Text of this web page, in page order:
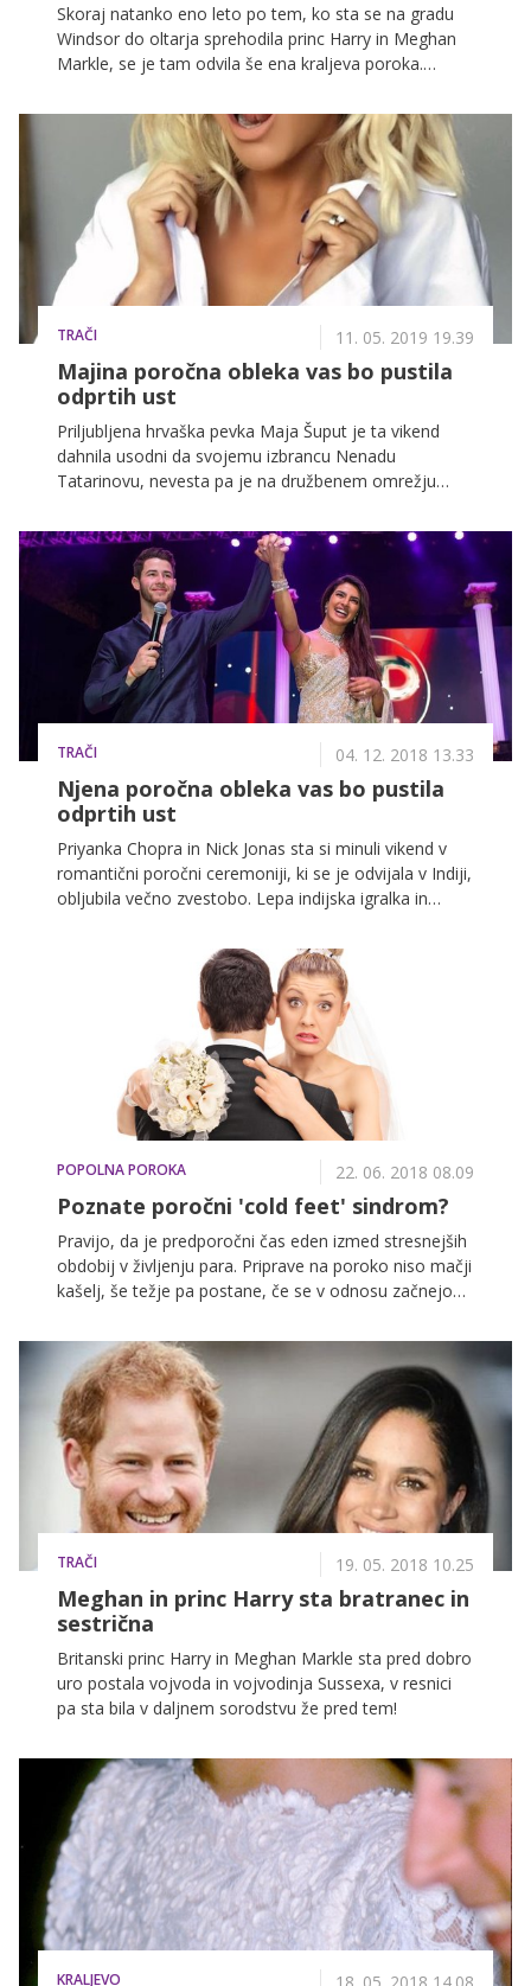
Skoraj natanko eno leto po tem, ko sta se na gradu
Windsor do oltarja sprehodila princ Harry in Meghan
Markle, se je tam odvila še ena kraljeva poroka.
Windsor in Thomas Kingston, nevestina poročna
obleka pa je marsikoga spomnila na poročno obleko,
v kateri je eno let prej blestela vojvodinja Sussexa.
TRAČI 11. 05. 2019 19.39
Majina poročna obleka vas bo pustila
odprtih ust
Priljubljena hrvaška pevka Maja Šuput je ta vikend
dahnila usodni da svojemu izbrancu Nenadu
Tatarinovu, nevesta pa je na družbenem omrežju
TRAČI 04. 12. 2018 13.33
Njena poročna obleka vas bo pustila
odprtih ust
Priyanka Chopra in Nick Jonas sta si minuli vikend v
romantični poročni ceremoniji, ki se je odvijala v Indiji,
obljubila večno zvestobo. Lepa indijska igralka in
poročni obleki, ki so jo izdelovali 1826 ur.
POPOLNA POROKA 22. 06. 2018 08.09
Poznate poročni 'cold feet' sindrom?
Pravijo, da je predporočni čas eden izmed stresnejših
obdobij v življenju para. Priprave na poroko niso mačji
kašelj, še težje pa postane, če se v odnosu začnejo
pomislekih in dvomih. V mislih se tako začnejo
porajati vprašanja: Je zares pravi zame? Bom srečna z
njim? Sem se prenaglil/-a s poroko? Običajno
pomisleki hitro minejo, pozornost pa jim moramo
posvetiti, ko postanejo dolgotrajnejši in intenzivnejši.
TRAČI 19. 05. 2018 10.25
Meghan in princ Harry sta bratranec in
sestrična
Britanski princ Harry in Meghan Markle sta pred dobro
uro postala vojvoda in vojvodinja Sussexa, v resnici
pa sta bila v daljnem sorodstvu že pred tem!
KRALJEVO